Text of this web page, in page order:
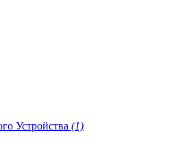
Устройства (1)